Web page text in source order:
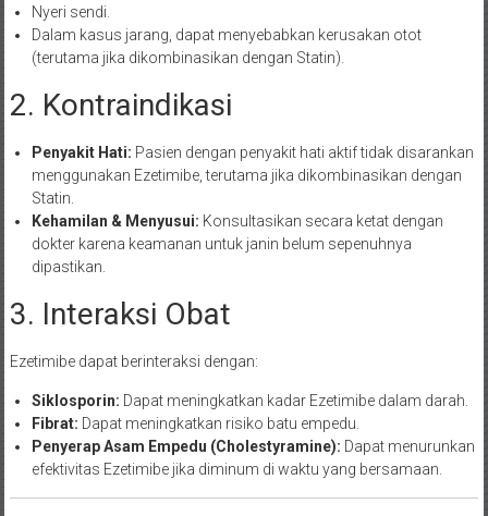
Nyeri sendi.
Dalam kasus jarang, dapat menyebabkan kerusakan otot
(terutama jika dikombinasikan dengan Statin).
2. Kontraindikasi
Penyakit Hati: Pasien dengan penyakit hati aktif tidak disarankan
menggunakan Ezetimibe, terutama jika dikombinasikan dengan
Statin.
Kehamilan & Menyusui: Konsultasikan secara ketat dengan
dokter karena keamanan untuk janin belum sepenuhnya
dipastikan.
3. Interaksi Obat
Ezetimibe dapat berinteraksi dengan:
Siklosporin: Dapat meningkatkan kadar Ezetimibe dalam darah.
Fibrat: Dapat meningkatkan risiko batu empedu.
Penyerap Asam Empedu (Cholestyramine): Dapat menurunkan
efektivitas Ezetimibe jika diminum di waktu yang bersamaan.